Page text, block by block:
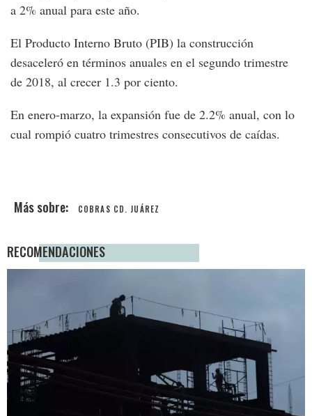
a 2% anual para este año.
El Producto Interno Bruto (PIB) la construcción
desaceleró en términos anuales en el segundo trimestre
de 2018, al crecer 1.3 por ciento.
En enero-marzo, la expansión fue de 2.2% anual, con lo
cual rompió cuatro trimestres consecutivos de caídas.
COBRAS CD. JUÁREZ
RECOMENDACIONES